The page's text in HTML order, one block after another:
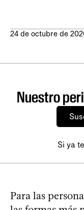
24 de octubre de
Nuestro
Si ya
Para las